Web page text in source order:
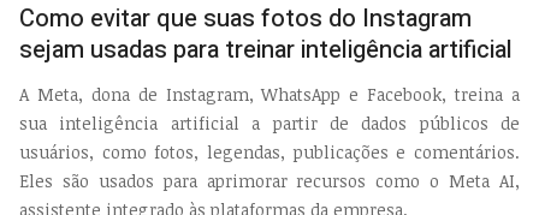
Como evitar que suas fotos do Instagram
sejam usadas para treinar inteligência artificial
A Meta, dona de Instagram, WhatsApp e Facebook, treina a
sua inteligência artificial a partir de dados públicos de
usuários, como fotos, legendas, publicações e comentários.
Eles são usados para aprimorar recursos como o Meta AI,
assistente integrado às plataformas da empresa.